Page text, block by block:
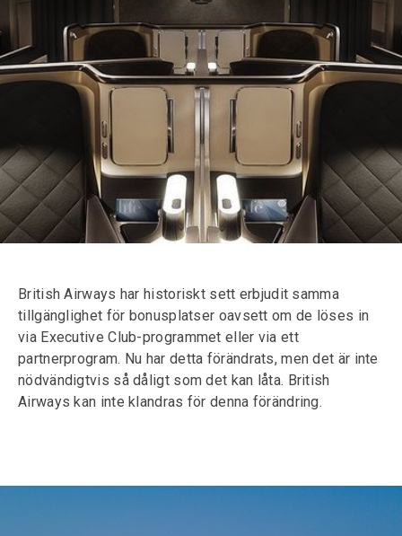
British Airways har historiskt sett erbjudit samma
tillgänglighet för bonusplatser oavsett om de löses in
via Executive Club-programmet eller via ett
partnerprogram. Nu har detta förändrats, men det är inte
nödvändigtvis så dåligt som det kan låta. British
Airways kan inte klandras för denna förändring.